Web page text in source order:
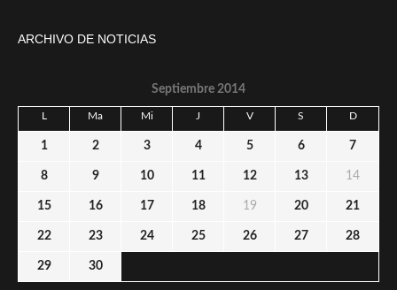
ARCHIVO DE NOTICIAS
Septiembre 2014
L Ma Mi J V S D
1 2 3 4 5 6 7
8 9 10 11 12 13 14
15 16 17 18 19 20 21
22 23 24 25 26 27 28
29 30